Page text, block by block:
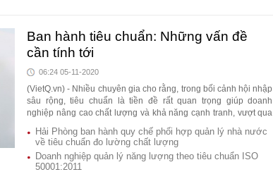
Ban hành tiêu chuẩn: Những vấn đề
cần tính tới
06:24 05-11-2020
(VietQ.vn) - Nhiều chuyên gia cho rằng, trong bối cảnh hội nhập
sâu rộng, tiêu chuẩn là tiền đề rất quan trọng giúp doanh
nghiệp nâng cao chất lượng và khả năng cạnh tranh, vượt qua
được các rào cản kỹ thuật trong thương mại để hội nhập sâu
rộng và mạnh mẽ hơn với quốc tế và khu vực. Tuy nhiên, khi
xây dựng, ban hành các tiêu chuẩn cũng cần tính tới nhiều yếu
tố.
Hải Phòng ban hành quy chế phối hợp quản lý nhà nước
về tiêu chuẩn đo lường chất lượng
Doanh nghiệp quản lý năng lượng theo tiêu chuẩn ISO
50001:2011